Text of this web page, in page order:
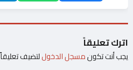
اترك تعليقاً
يجب أنت تكونمسجل الدخوللتضيف